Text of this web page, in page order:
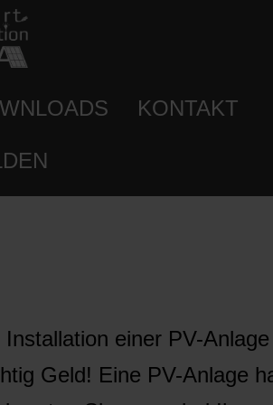
KONTAKT
einer PV-
Geld! Eine PV-Anlage